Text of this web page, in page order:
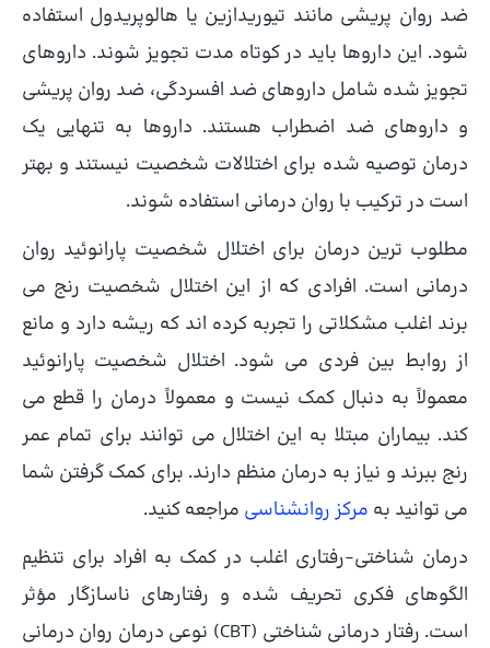
ضد روان پریشی مانند تیوریدازین یا هالوپریدول استفاده
شود. این داروها باید در کوتاه مدت تجویز شوند. داروهای
تجویز شده شامل داروهای ضد افسردگی، ضد روان پریشی
و داروهای ضد اضطراب هستند. داروها به تنهایی یک
درمان توصیه شده برای اختلالات شخصیت نیستند و بهتر
است در ترکیب با روان درمانی استفاده شوند.
مطلوب ترین درمان برای اختلال شخصیت پارانوئید روان
درمانی است. افرادی که از این اختلال شخصیت رنج می
برند اغلب مشکلاتی را تجربه کرده اند که ریشه دارد و مانع
از روابط بین فردی می شود. اختلال شخصیت پارانوئید
معمولاً به دنبال کمک نیست و معمولاً درمان را قطع می
کند. بیماران مبتلا به این اختلال می توانند برای تمام عمر
رنج ببرند و نیاز به درمان منظم دارند. برای کمک گرفتن شما
می توانید به مرکز روانشناسی مراجعه کنید.
درمان شناختی-رفتاری اغلب در کمک به افراد برای تنظیم
الگوهای فکری تحریف شده و رفتارهای ناسازگار مؤثر
است. رفتار درمانی شناختی (CBT) نوعی درمان روان درمانی